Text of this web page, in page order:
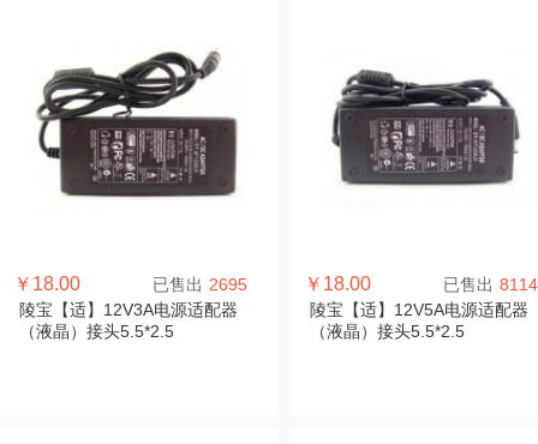
￥18.00 已售出 2695
陵宝【适】12V3A电源适配器
（液晶）接头5.5*2.5
￥18.00 已售出 8114
陵宝【适】12V5A电源适配器
（液晶）接头5.5*2.5